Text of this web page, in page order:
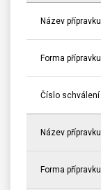
Název přípravku
Forma přípravku
Číslo schválení
Název přípravku
Forma přípravku